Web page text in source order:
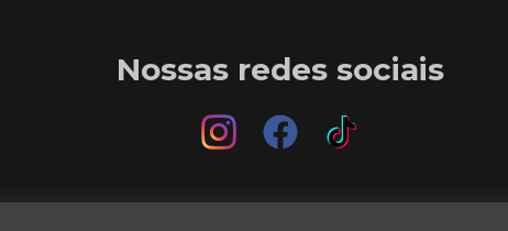
Nossas redes sociais